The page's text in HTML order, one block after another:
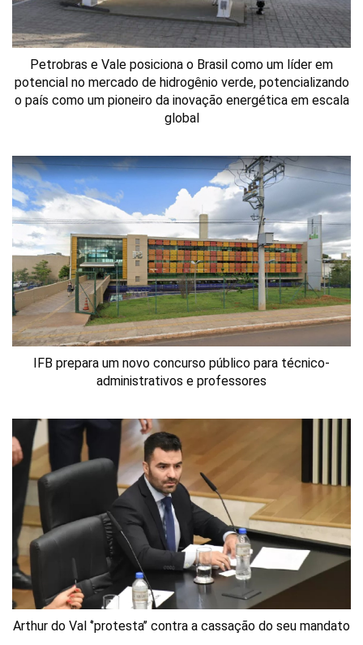
Petrobras e Vale posiciona o Brasil como um líder em
potencial no mercado de hidrogênio verde, potencializando
o país como um pioneiro da inovação energética em escala
global
IFB prepara um novo concurso público para técnico-
administrativos e professores
Arthur do Val ‘’protesta’’ contra a cassação do seu mandato